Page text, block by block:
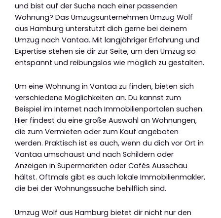
und bist auf der Suche nach einer passenden
Wohnung? Das Umzugsunternehmen Umzug Wolf
aus Hamburg unterstützt dich gerne bei deinem
Umzug nach Vantaa. Mit langjähriger Erfahrung und
Expertise stehen sie dir zur Seite, um den Umzug so
entspannt und reibungslos wie möglich zu gestalten.
Um eine Wohnung in Vantaa zu finden, bieten sich
verschiedene Möglichkeiten an. Du kannst zum
Beispiel im Internet nach Immobilienportalen suchen.
Hier findest du eine große Auswahl an Wohnungen,
die zum Vermieten oder zum Kauf angeboten
werden. Praktisch ist es auch, wenn du dich vor Ort in
Vantaa umschaust und nach Schildern oder
Anzeigen in Supermärkten oder Cafés Ausschau
hältst. Oftmals gibt es auch lokale Immobilienmakler,
die bei der Wohnungssuche behilflich sind.
Umzug Wolf aus Hamburg bietet dir nicht nur den